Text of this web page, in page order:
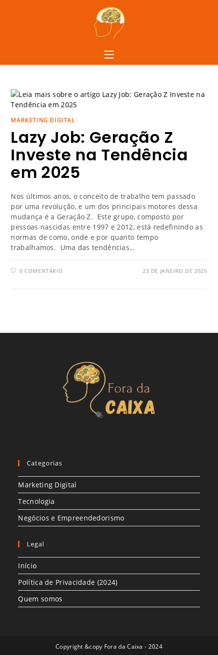
MARKETING DIGITAL
Lazy Job: Geração Z
Investe na Tendência
em 2025
Nos últimos anos, o conceito de trabalho tem passado
por uma revolução, e um dos principais motores dessa
mudança é a Geração Z. Este grupo, composto por
pessoas nascidas entre 1997 e 2012, está redefinindo as
normas de como, onde e por quanto tempo
trabalhamos. Uma das tendências…
0 COMENTÁRIO 23 DE JANEIRO DE 2025
Categorias
Marketing Digital
Tecnologia
Negócios e Empreendedorismo
Legal
Início
Política de Privacidade (2024)
Quem somos
Copyright &copy Fora da Caixa - 2024